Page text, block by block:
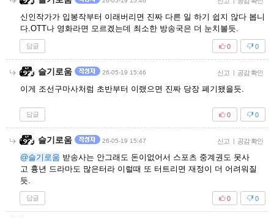
신인작가가 입봉작부터 이래버리면 진짜 다른 일 하기 쉽지 않다 봅니
다.OTT나 영화라면 모르겠는데 최소한 방송국은 더 눈치볼듯.
답글 0
0
슬기로움 26-05-19 15:46 신고 | 공감 확인
이게 조선구마사처럼 초반부터 이랬으면 진짜 당장 폐기됐을듯.
답글 0
0
슬기로움 26-05-19 15:47 신고 | 공감 확인
@슬기로움 받송사는 안그래도 돈이없어서 스포츠 중계권도 못사
고 흉년 드라마도 많은터라 이럴때 또 터트리면 재정이 더 어려워질
듯.
답글 0
0